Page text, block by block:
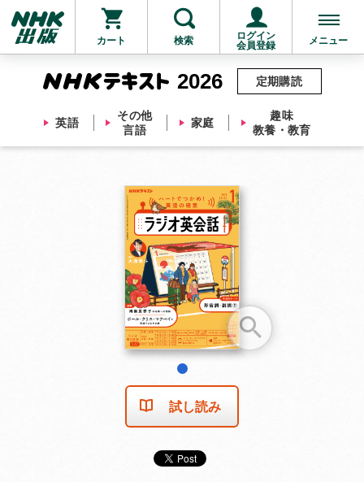
カート 検索
ログイン
会員登録
メニュー
2026
英語
その他
言語
家庭
趣味
教養・教育
定期購読
他にも商品を買う
試し読み